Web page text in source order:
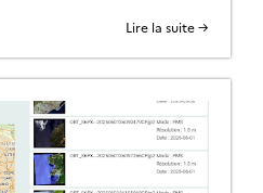
Lire la suite →